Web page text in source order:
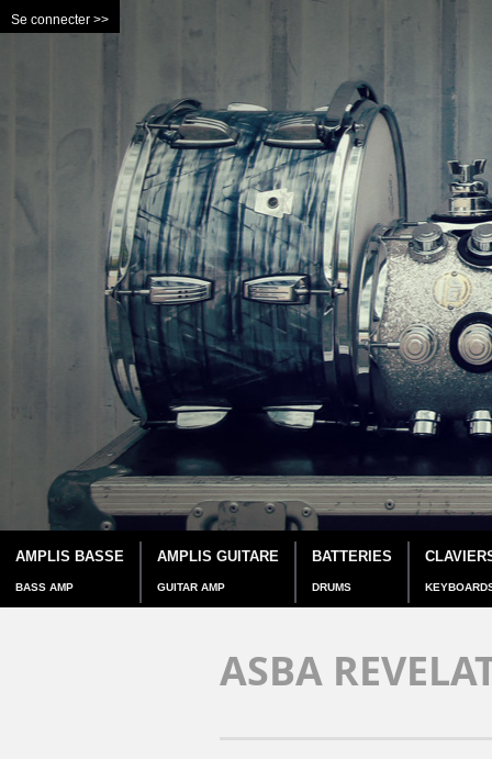
Se connecter >>
AMPLIS BASSE
BASS AMP
AMPLIS GUITARE
GUITAR AMP
BATTERIES
DRUMS
ASBA